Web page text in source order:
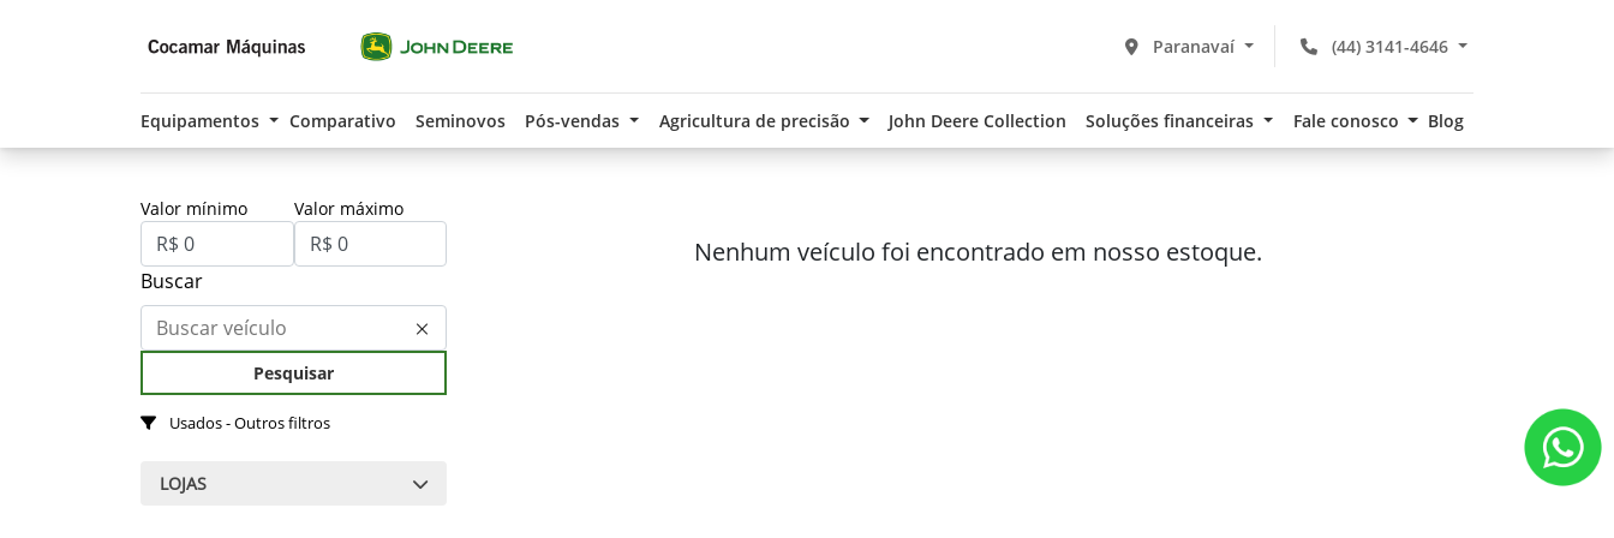
(44) 3141-4646
Paranavaí
Equipamentos Comparativo Seminovos Pós-vendas Agricultura de precisão John Deere Collection Soluções financeiras Fale conosco Blog
Valor mínimo Valor máximo
Buscar
Pesquisar
Usados - Outros filtros
LOJAS
Nenhum veículo foi encontrado em nosso estoque.